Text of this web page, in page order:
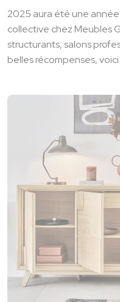
2025 aura été une
collective chez Meubles
structurants, salons
belles récompenses, voici